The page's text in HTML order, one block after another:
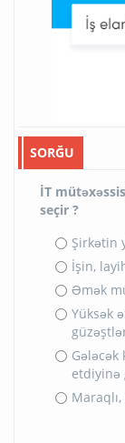
SORĞU
İT
seçir ?
Şirkətin
İşin,
Əmək
Yüksək
Gələcək
etdiyinə